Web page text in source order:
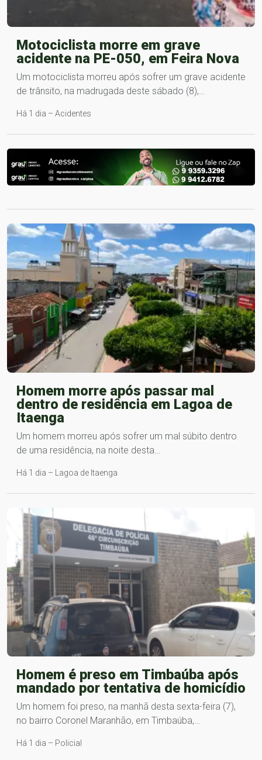
Motociclista morre em grave
acidente na PE-050, em Feira Nova
Um motociclista morreu após sofrer um grave acidente
de trânsito, na madrugada deste sábado (8),…
Há 1 dia – Acidentes
Homem morre após passar mal
dentro de residência em Lagoa de
Itaenga
Um homem morreu após sofrer um mal súbito dentro
de uma residência, na noite desta…
Há 1 dia – Lagoa de Itaenga
Homem é preso em Timbaúba após
mandado por tentativa de homicídio
Um homem foi preso, na manhã desta sexta-feira (7),
no bairro Coronel Maranhão, em Timbaúba,…
Há 1 dia – Policial